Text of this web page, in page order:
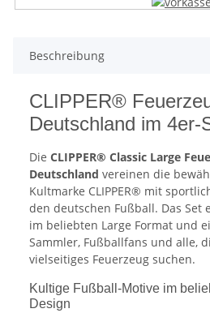
Beschreibung
CLIPPER®
Deutschland im 4er-
Die CLIPPER® Classic Large
Deutschland vereinen die
Kultmarke CLIPPER® mit
den deutschen Fußball. Das Set
im beliebten Large Format und
Sammler, Fußballfans und alle,
vielseitiges Feuerzeug suchen.
Kultige Fußball-Motive im
Design